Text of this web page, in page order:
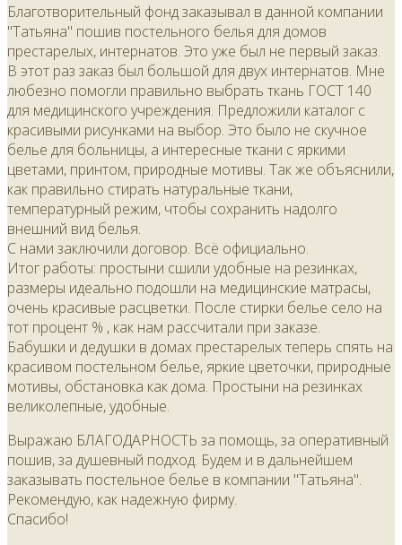
Благотворительный фонд заказывал в данной компании
"Татьяна" пошив постельного белья для домов
престарелых, интернатов. Это уже был не первый заказ.
В этот раз заказ был большой для двух интернатов. Мне
любезно помогли правильно выбрать ткань ГОСТ 140
для медицинского учреждения. Предложили каталог с
красивыми рисунками на выбор. Это было не скучное
белье для больницы, а интересные ткани с яркими
цветами, принтом, природные мотивы. Так же объяснили,
как правильно стирать натуральные ткани,
температурный режим, чтобы сохранить надолго
внешний вид белья.
С нами заключили договор. Всё официально.
Итог работы: простыни сшили удобные на резинках,
размеры идеально подошли на медицинские матрасы,
очень красивые расцветки. После стирки белье село на
тот процент % , как нам рассчитали при заказе.
Бабушки и дедушки в домах престарелых теперь спять на
красивом постельном белье, яркие цветочки, природные
мотивы, обстановка как дома. Простыни на резинках
великолепные, удобные.
Выражаю БЛАГОДАРНОСТЬ за помощь, за оперативный
пошив, за душевный подход. Будем и в дальнейшем
заказывать постельное белье в компании "Татьяна".
Рекомендую, как надежную фирму.
Спасибо!